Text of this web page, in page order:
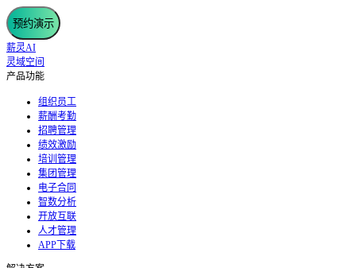
预约演示
薪灵AI
灵域空间
产品功能
组织员工
薪酬考勤
招聘管理
绩效激励
培训管理
集团管理
电子合同
智数分析
开放互联
人才管理
APP下载